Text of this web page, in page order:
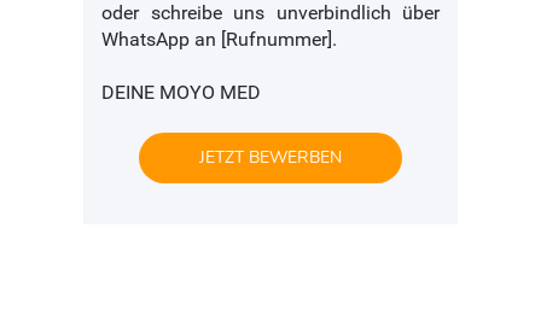
oder schreibe uns unverbindlich über
WhatsApp an [Rufnummer].
DEINE MOYO MED
JETZT BEWERBEN